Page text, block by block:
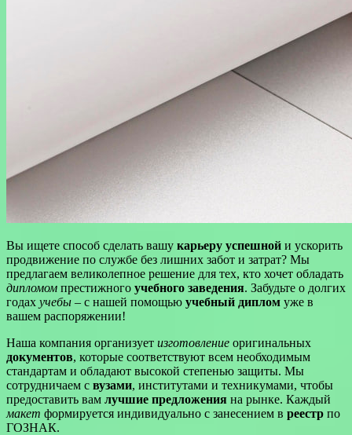
Вы ищете способ сделать вашу карьеру успешной и ускорить
продвижение по службе без лишних забот и затрат? Мы
предлагаем великолепное решение для тех, кто хочет обладать
дипломом престижного учебного заведения. Забудьте о долгих
годах учебы – с нашей помощью учебный диплом уже в
вашем распоряжении!
Наша компания организует изготовление оригинальных
документов, которые соответствуют всем необходимым
стандартам и обладают высокой степенью защиты. Мы
сотрудничаем с вузами, институтами и техникумами, чтобы
предоставить вам лучшие предложения на рынке. Каждый
макет формируется индивидуально с занесением в реестр по
ГОЗНАК.